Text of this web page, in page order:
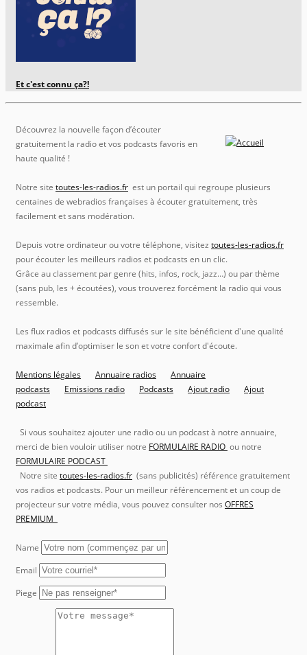
Et c'est connu ça?!
Découvrez la nouvelle façon d’écouter
gratuitement la radio et vos podcasts favoris en
haute qualité !
Notre site toutes-les-radios.fr est un portail qui regroupe plusieurs
centaines de webradios françaises à écouter gratuitement, très
facilement et sans modération.
Depuis votre ordinateur ou votre téléphone, visitez toutes-les-radios.fr
pour écouter les meilleurs radios et podcasts en un clic.
Grâce au classement par genre (hits, infos, rock, jazz…) ou par thème
(sans pub, les + écoutées), vous trouverez forcément la radio qui vous
ressemble.
Les flux radios et podcasts diffusés sur le site bénéficient d'une qualité
maximale afin d’optimiser le son et votre confort d'écoute.
Mentions légales Annuaire radios
Annuaire
podcasts
Emissions radio Podcasts Ajout radio
Ajout
podcast
Si vous souhaitez ajouter une radio ou un podcast à notre annuaire,
merci de bien vouloir utiliser notre FORMULAIRE RADIO ou notre
FORMULAIRE PODCAST
Notre site toutes-les-radios.fr (sans publicités) référence gratuitement
vos radios et podcasts. Pour un meilleur référencement et un coup de
projecteur sur votre média, vous pouvez consulter nos OFFRES
PREMIUM
Name
Email
Piege